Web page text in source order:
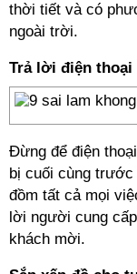
thời tiết và có
ngoài trời.
Trả lời điện thoại
Đừng để điện
bị cuối cùng
đồm tất cả mọi
lời người cung
khách mời.